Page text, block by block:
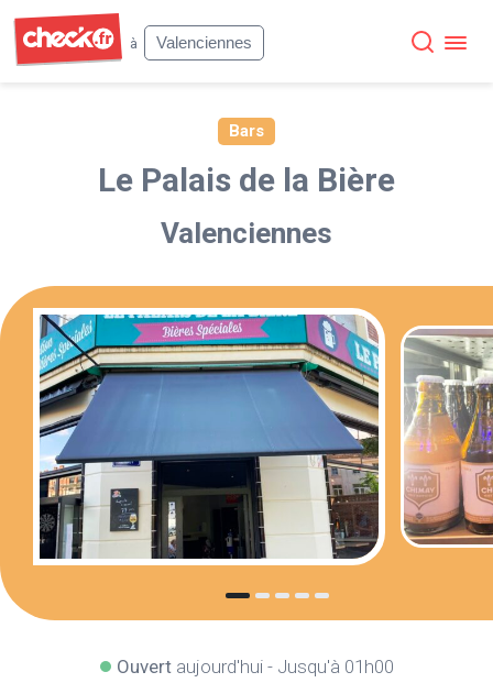
à
Valenciennes
Bars
Le Palais de la Bière
Valenciennes
Ouvertaujourd'hui - Jusqu'à 01h00